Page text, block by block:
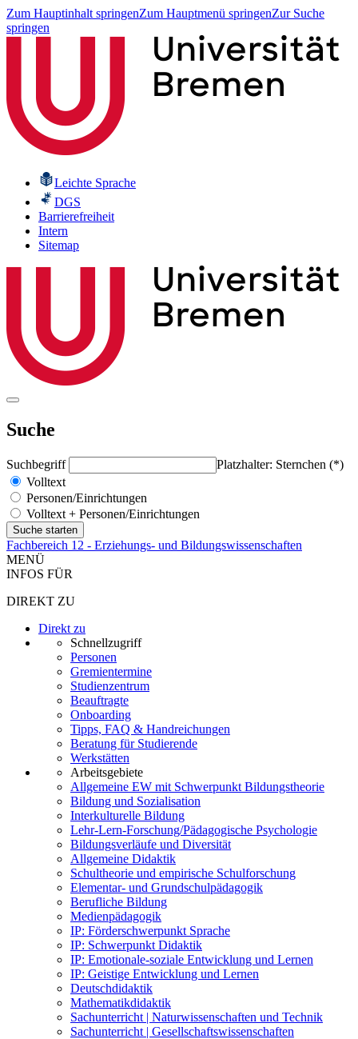
Zum Hauptinhalt springenZum Hauptmenü springenZur Suche
springen
Leichte Sprache
DGS
Barrierefreiheit
Intern
Sitemap
Suche
Suchbegriff
Platzhalter: Sternchen (*)
Volltext
Personen/Einrichtungen
Volltext + Personen/Einrichtungen
Fachbereich 12 - Erziehungs- und Bildungswissenschaften
MENÜ
INFOS FÜR
DIREKT ZU
Direkt zu
Schnellzugriff
Personen
Gremientermine
Studienzentrum
Beauftragte
Onboarding
Tipps, FAQ & Handreichungen
Beratung für Studierende
Werkstätten
Arbeitsgebiete
Allgemeine EW mit Schwerpunkt Bildungstheorie
Bildung und Sozialisation
Interkulturelle Bildung
Lehr-Lern-Forschung/Pädagogische Psychologie
Bildungsverläufe und Diversität
Allgemeine Didaktik
Schultheorie und empirische Schulforschung
Elementar- und Grundschulpädagogik
Berufliche Bildung
Medienpädagogik
IP: Förderschwerpunkt Sprache
IP: Schwerpunkt Didaktik
IP: Emotionale-soziale Entwicklung und Lernen
IP: Geistige Entwicklung und Lernen
Deutschdidaktik
Mathematikdidaktik
Sachunterricht | Naturwissenschaften und Technik
Sachunterricht | Gesellschaftswissenschaften